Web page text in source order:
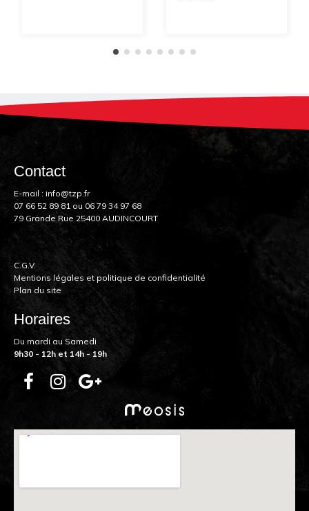
Contact
E-mail : info@tzp.fr
07 66 52 89 81 ou 06 79 34 97 68
79 Grande Rue 25400 AUDINCOURT
C.G.V.
Mentions légales et politique de confidentialité
Plan du site
Horaires
Du mardi au Samedi
9h30 - 12h et 14h - 19h